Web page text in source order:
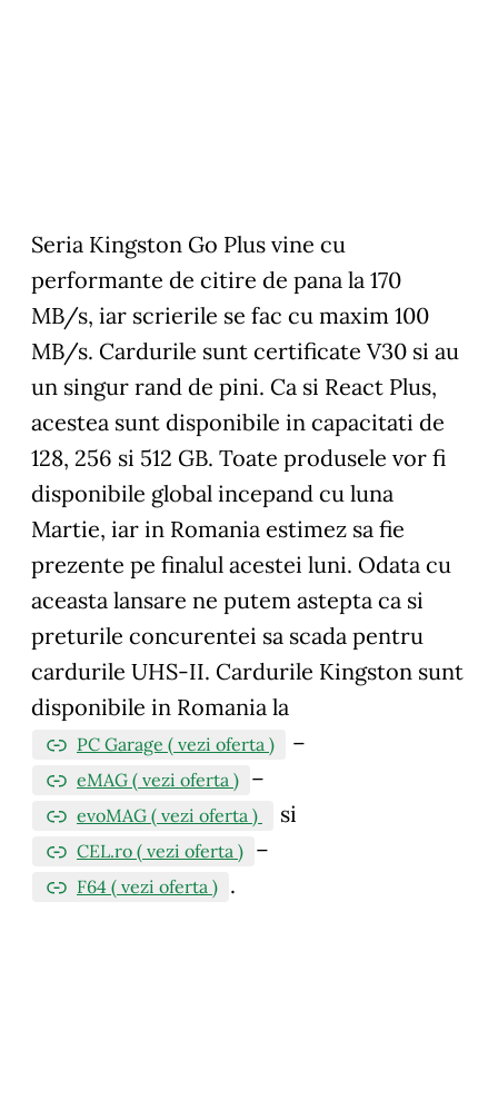
Seria Kingston Go Plus vine cu
performante de citire de pana la 170
MB/s, iar scrierile se fac cu maxim 100
MB/s. Cardurile sunt certificate V30 si au
un singur rand de pini. Ca si React Plus,
acestea sunt disponibile in capacitati de
128, 256 si 512 GB. Toate produsele vor fi
disponibile global incepand cu luna
Martie, iar in Romania estimez sa fie
prezente pe finalul acestei luni. Odata cu
aceasta lansare ne putem astepta ca si
preturile concurentei sa scada pentru
cardurile UHS-II. Cardurile Kingston sunt
disponibile in Romania la
PC Garage ( vezi oferta ) –
eMAG ( vezi oferta ) –
evoMAG ( vezi oferta ) si
CEL.ro ( vezi oferta ) –
F64 ( vezi oferta ) .